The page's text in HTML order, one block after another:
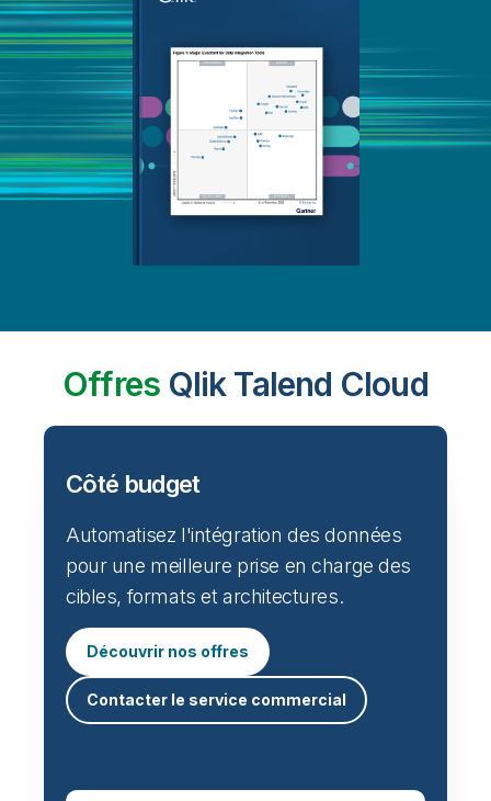
OffresQlik Talend Cloud
Côté budget
Automatisez l'intégration des données
pour une meilleure prise en charge des
cibles, formats et architectures.
Découvrir nos offres
Contacter le service commercial